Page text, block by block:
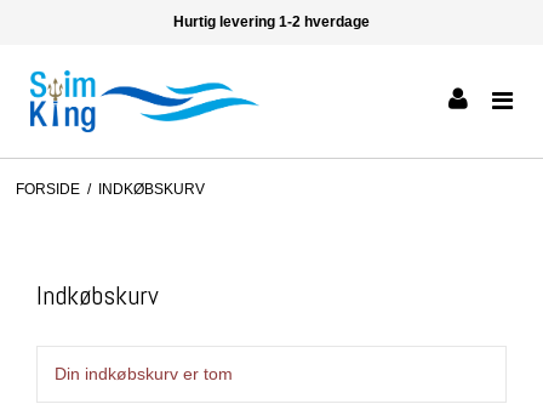
Hurtig levering 1-2 hverdage
FORSIDE / INDKØBSKURV
Indkøbskurv
Din indkøbskurv er tom